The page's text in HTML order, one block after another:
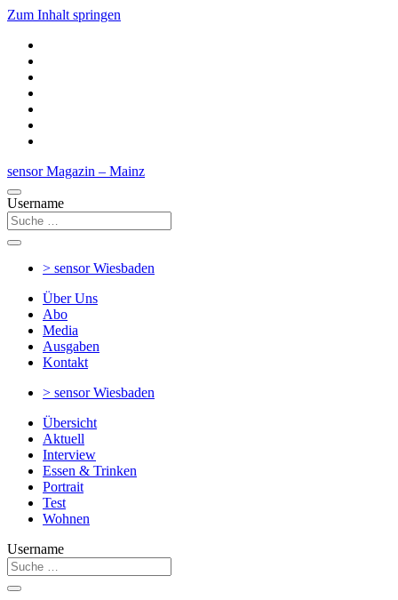
Zum Inhalt springen
sensor Magazin – Mainz
Username
> sensorWiesbaden
Über Uns
Abo
Media
Ausgaben
Kontakt
> sensorWiesbaden
Übersicht
Aktuell
Interview
Essen & Trinken
Portrait
Test
Wohnen
Username